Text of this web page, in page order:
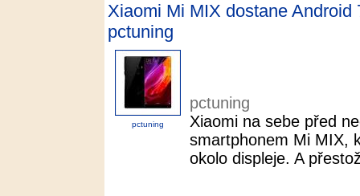
Xiaomi Mi MIX dostane Android
pctuning
pctuning
pctuning
Xiaomi na sebe před
smartphonem Mi MIX,
okolo displeje. A